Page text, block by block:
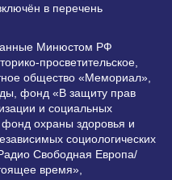
в перечень
Минюстом РФ
просветительское,
общество «Мемориал»,
фонд «В защиту прав
и социальных
охраны здоровья и
социологических
Свободная Европа/
время»,